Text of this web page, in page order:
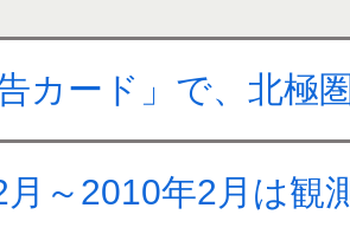
カード」で、北極
～2010年2月は観